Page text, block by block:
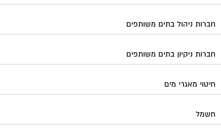
חברות ניהול בתים משותפים
חברות ניקיון בתים משותפים
חיטוי מאגרי מים
חשמל